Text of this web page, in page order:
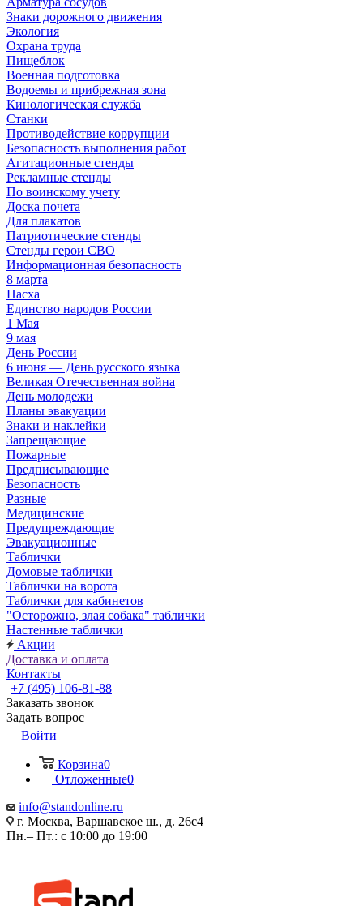
Знаки дорожного движения
Экология
Охрана труда
Пищеблок
Военная подготовка
Водоемы и прибрежная зона
Кинологическая служба
Станки
Противодействие коррупции
Безопасность выполнения работ
Агитационные стенды
Рекламные стенды
По воинскому учету
Доска почета
Для плакатов
Патриотические стенды
Стенды герои СВО
Информационная безопасность
8 марта
Пасха
Единство народов России
1 Мая
9 мая
День России
6 июня — День русского языка
Великая Отечественная война
День молодежи
Планы эвакуации
Знаки и наклейки
Запрещающие
Пожарные
Предписывающие
Безопасность
Разные
Медицинские
Предупреждающие
Эвакуационные
Таблички
Домовые таблички
Таблички на ворота
Таблички для кабинетов
"Осторожно, злая собака" таблички
Настенные таблички
Акции
Доставка и оплата
Контакты
+7 (495) 106-81-88
Заказать звонок
Задать вопрос
Войти
Корзина0
Отложенные0
info@standonline.ru
г. Москва, Варшавское ш., д. 26с4
Пн.– Пт.: с 10:00 до 19:00